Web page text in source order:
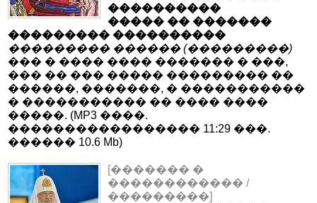
����������
����� �� �������
��������� ����������
��������� ������ (���������)
��� � ���� ���� ������� � ���,
��� �� ��� ����� ��������� ��
������, �������, � �����������
� ����������� �� ���� ����
�����. (MP3 ����.
����������������� 11:29 ���.
������ 10.6 Mb)
[������� �
������������ /
���������]